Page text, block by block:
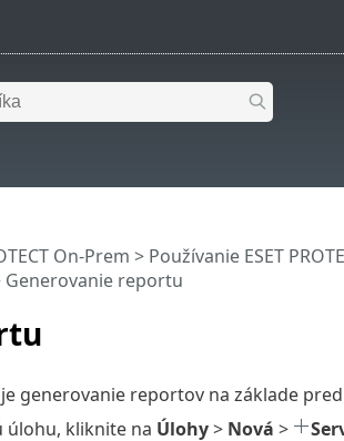
On-Prem > Používanie ESET
reportu
generovanie reportov na základe
úlohu, kliknite na Úlohy> Nová >